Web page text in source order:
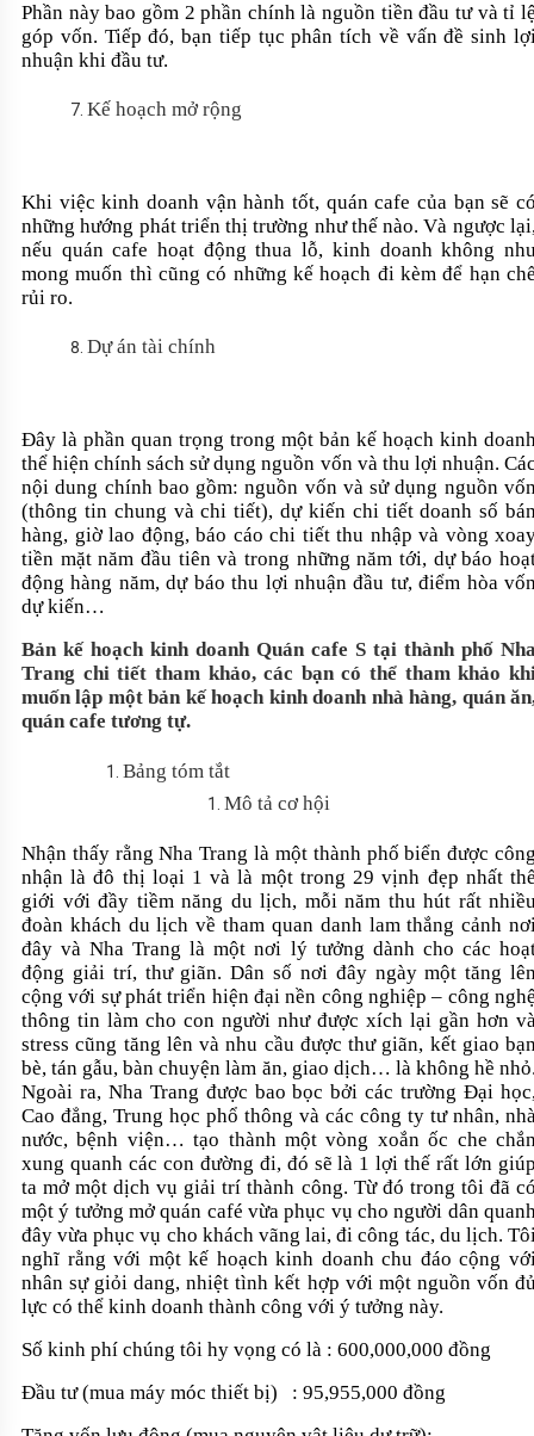
Phần này bao gồm 2 phần chính là nguồn tiền đầu tư và tỉ
góp vốn. Tiếp đó, bạn tiếp tục phân tích về vấn đề sinh
nhuận khi đầu tư.
Kế hoạch mở rộng
Khi việc kinh doanh vận hành tốt, quán cafe của bạn sẽ
những hướng phát triển thị trường như thế nào. Và ngược
nếu quán cafe hoạt động thua lỗ, kinh doanh không
mong muốn thì cũng có những kế hoạch đi kèm để hạn
rủi ro.
Dự án tài chính
Đây là phần quan trọng trong một bản kế hoạch kinh
thể hiện chính sách sử dụng nguồn vốn và thu lợi nhuận.
nội dung chính bao gồm: nguồn vốn và sử dụng nguồn
(thông tin chung và chi tiết), dự kiến chi tiết doanh số
hàng, giờ lao động, báo cáo chi tiết thu nhập và vòng
tiền mặt năm đầu tiên và trong những năm tới, dự báo
động hàng năm, dự báo thu lợi nhuận đầu tư, điểm hòa
dự kiến…
Bản kế hoạch kinh doanh Quán cafe S tại thành phố
Trang chi tiết tham khảo, các bạn có thể tham khảo
muốn lập một bản kế hoạch kinh doanh nhà hàng, quán
quán cafe tương tự.
Bảng tóm tắt
Mô tả cơ hội
Nhận thấy rằng Nha Trang là một thành phố biển được
nhận là đô thị loại 1 và là một trong 29 vịnh đẹp nhất
giới với đầy tiềm năng du lịch, mỗi năm thu hút rất
đoàn khách du lịch về tham quan danh lam thắng cảnh
đây và Nha Trang là một nơi lý tưởng dành cho các
động giải trí, thư giãn. Dân số nơi đây ngày một tăng
cộng với sự phát triển hiện đại nền công nghiệp – công
thông tin làm cho con người như được xích lại gần hơn
stress cũng tăng lên và nhu cầu được thư giãn, kết giao
bè, tán gẫu, bàn chuyện làm ăn, giao dịch… là không hề
Ngoài ra, Nha Trang được bao bọc bởi các trường Đại
Cao đẳng, Trung học phổ thông và các công ty tư nhân,
nước, bệnh viện… tạo thành một vòng xoắn ốc che
xung quanh các con đường đi, đó sẽ là 1 lợi thế rất lớn
ta mở một dịch vụ giải trí thành công. Từ đó trong tôi đã
một ý tưởng mở quán café vừa phục vụ cho người dân
đây vừa phục vụ cho khách vãng lai, đi công tác, du lịch.
nghĩ rằng với một kế hoạch kinh doanh chu đáo cộng
nhân sự giỏi dang, nhiệt tình kết hợp với một nguồn vốn
lực có thể kinh doanh thành công với ý tưởng này.
Số kinh phí chúng tôi hy vọng có là : 600,000,000 đồng
Đầu tư (mua máy móc thiết bị) : 95,955,000 đồng